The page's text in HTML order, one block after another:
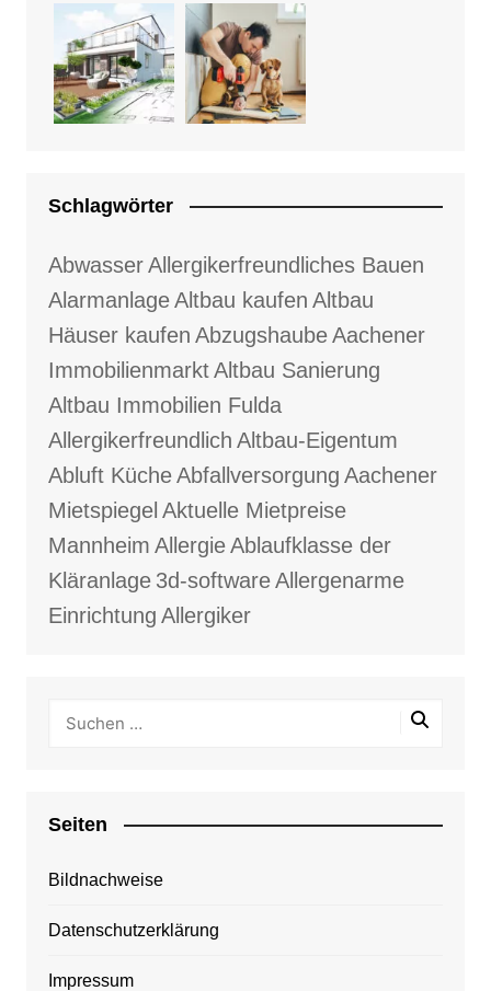
Schlagwörter
AbwasserAllergikerfreundliches Bauen
AlarmanlageAltbau kaufen Altbau
Häuser kaufen AbzugshaubeAachener
ImmobilienmarktAltbau Sanierung
Altbau Immobilien Fulda
Allergikerfreundlich Altbau-Eigentum
Abluft KücheAbfallversorgung Aachener
Mietspiegel Aktuelle Mietpreise
Mannheim AllergieAblaufklasse der
Kläranlage 3d-softwareAllergenarme
Einrichtung Allergiker
Seiten
Bildnachweise
Datenschutzerklärung
Impressum